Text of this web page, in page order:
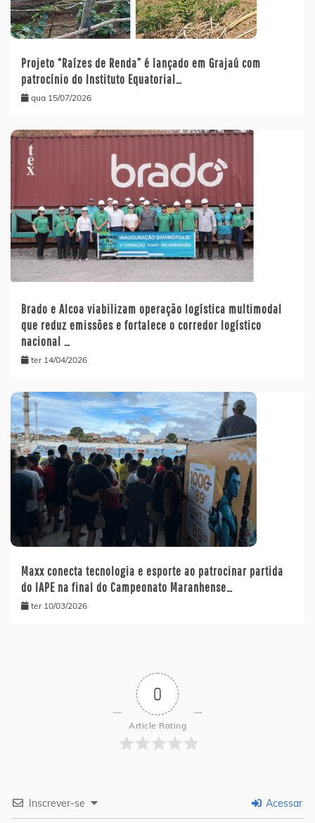
Projeto “Raízes de Renda” é lançado em Grajaú com
patrocínio do Instituto Equatorial…
qua 15/07/2026
Brado e Alcoa viabilizam operação logística multimodal
que reduz emissões e fortalece o corredor logístico
nacional …
ter 14/04/2026
Maxx conecta tecnologia e esporte ao patrocinar partida
do IAPE na final do Campeonato Maranhense…
ter 10/03/2026
0
Article Rating
Inscrever-se Acessar